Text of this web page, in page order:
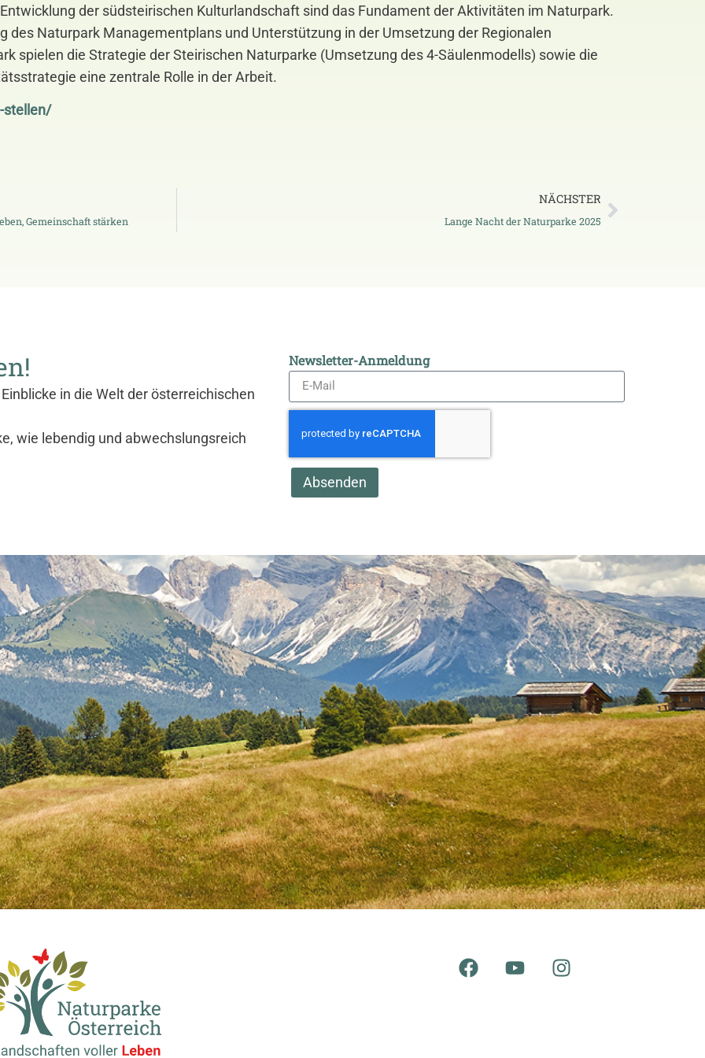
der südsteirischen Kulturlandschaft sind das Fundament der Aktivitäten im Naturpark.
des Naturpark Managementplans und Unterstützung in der Umsetzung der Regionalen
spielen die Strategie der Steirischen Naturparke (Umsetzung des 4-Säulenmodells) sowie die
eine zentrale Rolle in der Arbeit.
stellen/
Gemeinschaft stärken
NÄCHSTER
Lange Nacht der Naturparke 2025
in die Welt der österreichischen
wie lebendig und abwechslungsreich
Newsletter-Anmeldung
Absenden